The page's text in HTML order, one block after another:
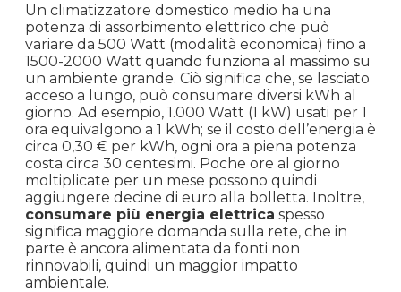
Un climatizzatore domestico medio ha una
potenza di assorbimento elettrico che può
variare da 500 Watt (modalità economica) fino a
1500-2000 Watt quando funziona al massimo su
un ambiente grande. Ciò significa che, se lasciato
acceso a lungo, può consumare diversi kWh al
giorno. Ad esempio, 1.000 Watt (1 kW) usati per 1
ora equivalgono a 1 kWh; se il costo dell’energia è
circa 0,30 € per kWh, ogni ora a piena potenza
costa circa 30 centesimi. Poche ore al giorno
moltiplicate per un mese possono quindi
aggiungere decine di euro alla bolletta. Inoltre,
consumare più energia elettrica spesso
significa maggiore domanda sulla rete, che in
parte è ancora alimentata da fonti non
rinnovabili, quindi un maggior impatto
ambientale.